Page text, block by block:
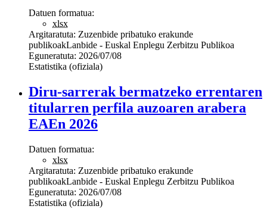
Datuen formatua:
xlsx
Argitaratuta: Zuzenbide pribatuko erakunde
publikoakLanbide - Euskal Enplegu Zerbitzu Publikoa
Eguneratuta: 2026/07/08
Estatistika (ofiziala)
Diru-sarrerak bermatzeko errentaren
titularren perfila auzoaren arabera
EAEn 2026
Datuen formatua:
xlsx
Argitaratuta: Zuzenbide pribatuko erakunde
publikoakLanbide - Euskal Enplegu Zerbitzu Publikoa
Eguneratuta: 2026/07/08
Estatistika (ofiziala)